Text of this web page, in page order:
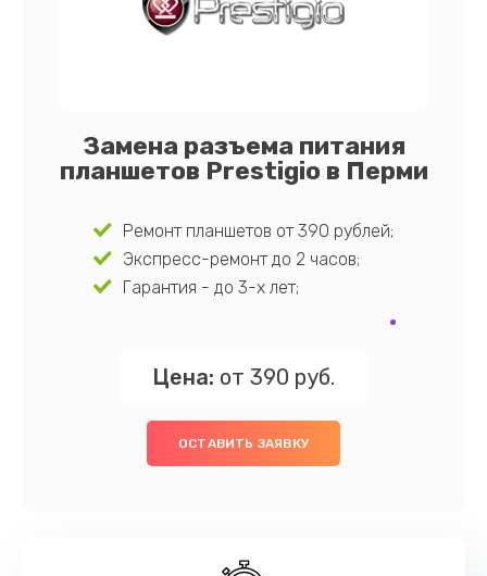
Замена разъема питания
планшетов Prestigio в Перми
Ремонт планшетов от 390 рублей;
Экспресс-ремонт до 2 часов;
Гарантия - до 3-х лет;
Цена: от 390 руб.
ОСТАВИТЬ ЗАЯВКУ